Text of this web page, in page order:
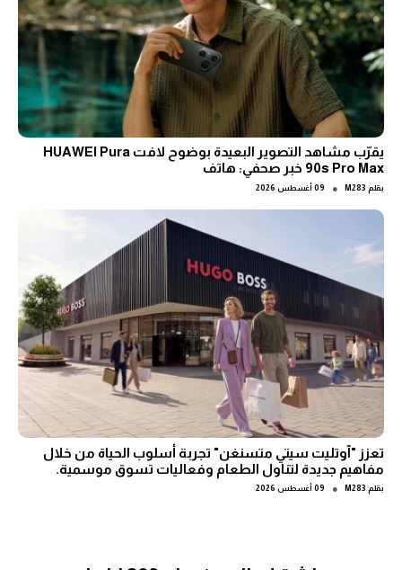
يقرّب مشاهد التصوير البعيدة بوضوح لافت HUAWEI Pura
90s Pro Max خبر صحفي: هاتف
بقلم M283
● 09 أغسطس 2026
تعزز "آوتليت سيتي متسنغن" تجربة أسلوب الحياة من خلال
مفاهيم جديدة لتناول الطعام وفعاليات تسوق موسمية.
بقلم M283
● 09 أغسطس 2026